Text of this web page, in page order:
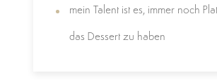
mein Talent ist es, immer noch
das Dessert zu haben